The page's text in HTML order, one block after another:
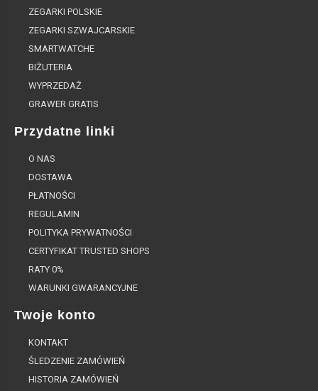
ZEGARKI POLSKIE
ZEGARKI SZWAJCARSKIE
SMARTWATCHE
BIŻUTERIA
WYPRZEDAŻ
GRAWER GRATIS
Przydatne linki
O NAS
DOSTAWA
PŁATNOŚCI
REGULAMIN
POLITYKA PRYWATNOŚCI
CERTYFIKAT TRUSTED SHOPS
RATY 0%
WARUNKI GWARANCYJNE
Twoje konto
KONTAKT
ŚLEDZENIE ZAMÓWIEŃ
HISTORIA ZAMÓWIEŃ